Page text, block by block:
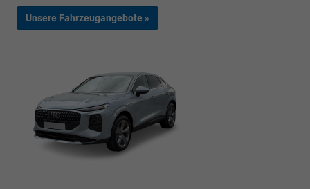
Unsere Fahrzeugangebote »